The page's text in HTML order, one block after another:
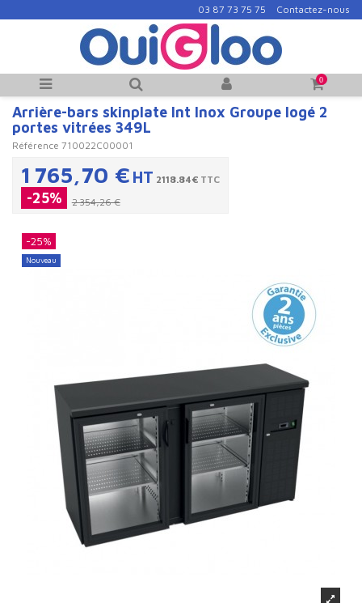
03 87 73 75 75 Contactez-nous
0
Arrière-bars skinplate Int Inox Groupe logé 2
portes vitrées 349L
Référence 710022C00001
1 765,70 € HT 2118.84€ TTC
-25% 2 354,26 €
-25%
Nouveau